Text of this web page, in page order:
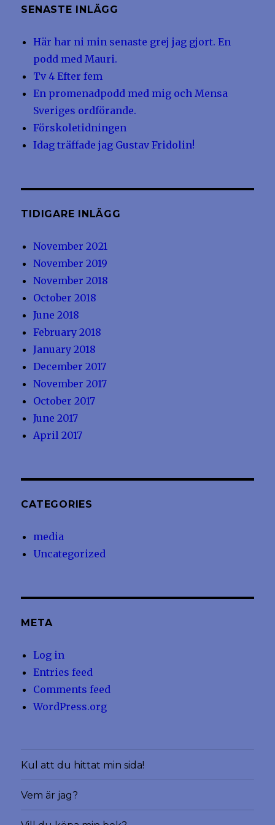
SENASTE INLÄGG
Här har ni min senaste grej jag gjort. En
podd med Mauri.
Tv 4 Efter fem
En promenadpodd med mig och Mensa
Sveriges ordförande.
Förskoletidningen
Idag träffade jag Gustav Fridolin!
TIDIGARE INLÄGG
November 2021
November 2019
November 2018
October 2018
June 2018
February 2018
January 2018
December 2017
November 2017
October 2017
June 2017
April 2017
CATEGORIES
media
Uncategorized
META
Log in
Entries feed
Comments feed
WordPress.org
Kul att du hittat min sida!
Vem är jag?